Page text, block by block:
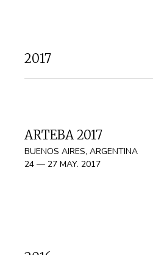
2017
ARTEBA 2017
BUENOS AIRES, ARGENTINA
24 — 27 MAY. 2017